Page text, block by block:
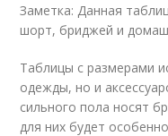
Заметка: Данная
шорт, бриджей и
Таблицы с размерами
одежды, но и
сильного пола носят
для них будет